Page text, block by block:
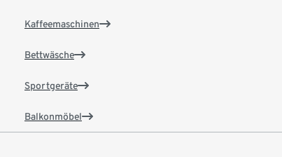
Kaffeemaschinen
Bettwäsche
Sportgeräte
Balkonmöbel